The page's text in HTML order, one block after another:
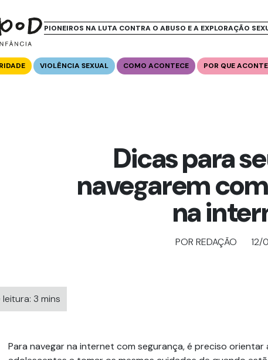
PIONEIROS NA LUTA CONTRA O ABUSO E A EXPLORAÇÃO
VIOLÊNCIA SEXUAL COMO ACONTECE POR QUE
Dicas para
navegarem
na
POR REDAÇÃO 12/
3 mins
Para navegar na internet com segurança, é preciso orientar